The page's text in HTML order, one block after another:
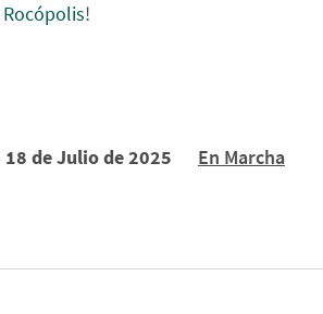
Rocópolis!
18 de Julio de 2025 En Marcha